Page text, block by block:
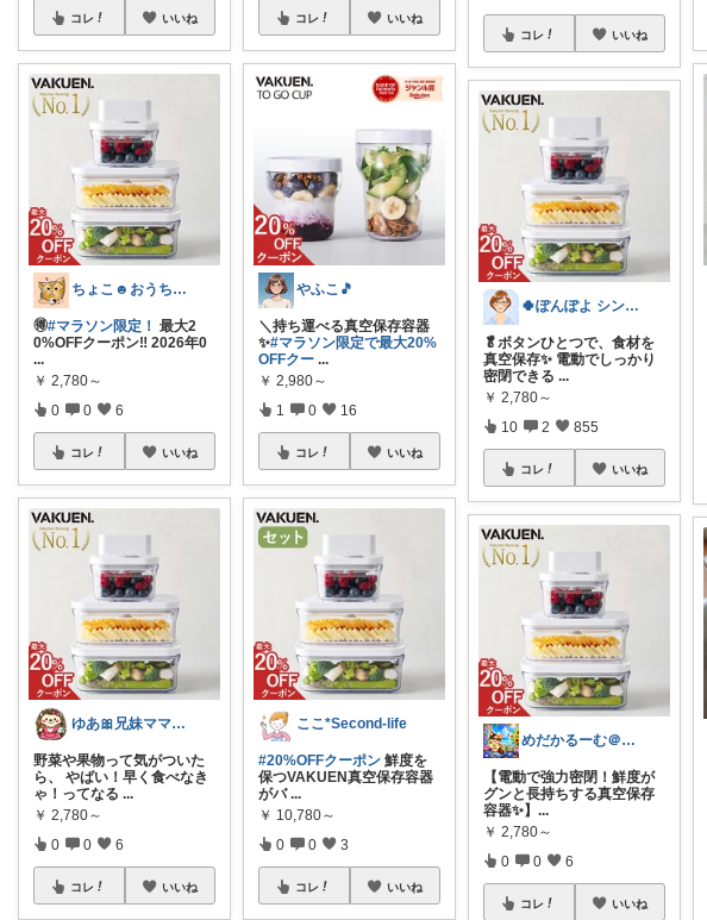
コレ いいね
ちょこ☻おうち時間充実🏠アイテム
🉐#マラソン限定！ 最大2
0%OFFクーポン‼️ 2026年0
...
￥ 2,780～
0 0 6
コレ いいね
ゆあ🎀兄妹ママの育児と暮らし
野菜や果物って気がついた
ら、 やばい！早く食べなき
ゃ！ってなる ...
￥ 2,780～
0 0 6
コレ いいね
コレ いいね
やふこ🎵
＼持ち運べる真空保存容器
✨#マラソン限定で最大20%
OFFクー ...
￥ 2,980～
1 0 16
コレ いいね
ここ*Second-life
#20%OFFクーポン 鮮度を
保つVAKUEN真空保存容器
がバ ...
￥ 10,780～
0 0 3
コレ いいね
コレ いいね
🍀ぽんぽよ シンプル時短ライフ🍀
🥬ボタンひとつで、食材を
真空保存✨ 電動でしっかり
密閉できる ...
￥ 2,780～
10 2 855
コレ いいね
めだかるーむ＠ありがとうございます。
【電動で強力密閉！鮮度が
グンと長持ちする真空保存
容器✨】 ​...
￥ 2,780～
0 0 6
コレ いいね